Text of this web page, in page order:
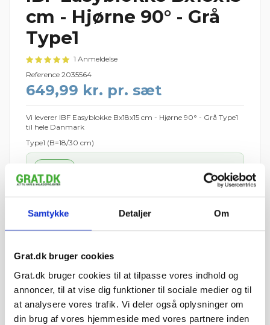
Samtykke Detaljer Om
Grat.dk bruger cookies
Grat.dk bruger cookies til at tilpasse vores indhold og
annoncer, til at vise dig funktioner til sociale medier og til
at analysere vores trafik. Vi deler også oplysninger om
din brug af vores hjemmeside med vores partnere inden
cm - Hjørne 90° - Grå
Type1
1 Anmeldelse
Reference 2035564
649,99 kr. pr. sæt
Vi leverer IBF Easyblokke Bx18x15 cm - Hjørne 90° - Grå Type1
til hele Danmark
Type1 (B=18/30 cm)
1 sæt
Palledepositum: 195 kr. pr. IBF-palle (125 kr. retur pr. palle)
I ALT 649,99 kr. inkl. moms
📦 Forventet levering:fre 7. august – tir 11.
⏱ Bestil inden kl. 12 —
Leveres til kantsten · Tilkøb aflæsning med
medbringertruck/kran i kurven
🚚 Se fragtpris til dit område: Vis